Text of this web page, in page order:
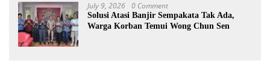
July 9, 2026 0 Comment
Solusi Atasi Banjir Sempakata Tak Ada,
Warga Korban Temui Wong Chun Sen